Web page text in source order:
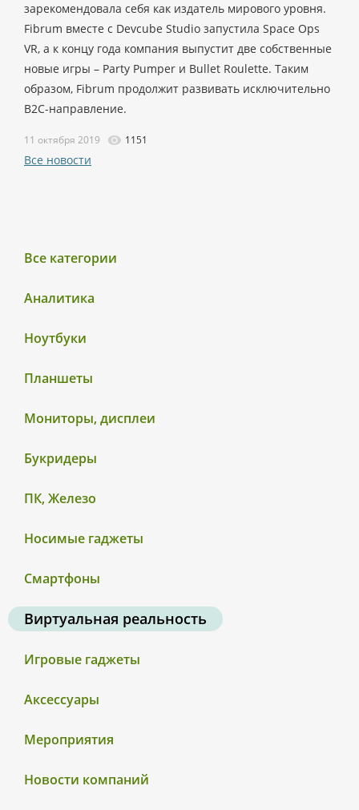
Все категории
Аналитика
Ноутбуки
Планшеты
Мониторы, дисплеи
Букридеры
ПК, Железо
Носимые гаджеты
Смартфоны
Виртуальная реальность
Игровые гаджеты
Аксессуары
Мероприятия
Новости компаний
зарекомендовала себя как издатель мирового уровня.
Fibrum вместе с Devcube Studio запустила Space Ops
VR, а к концу года компания выпустит две собственные
новые игры – Party Pumper и Bullet Roulette. Таким
образом, Fibrum продолжит развивать исключительно
B2C-направление.
11 октября 2019 1151
Все новости